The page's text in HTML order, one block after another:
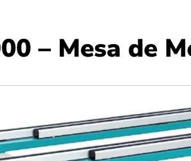
– Mesa de